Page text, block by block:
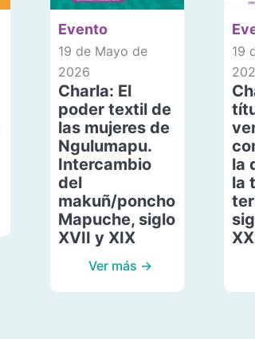
Evento
19 de Mayo de
2026
Charla: El
poder textil de
las mujeres de
Ngulumapu.
Intercambio
del
makuñ/poncho
Mapuche, siglo
XVII y XIX
Ver más →
19
la
la